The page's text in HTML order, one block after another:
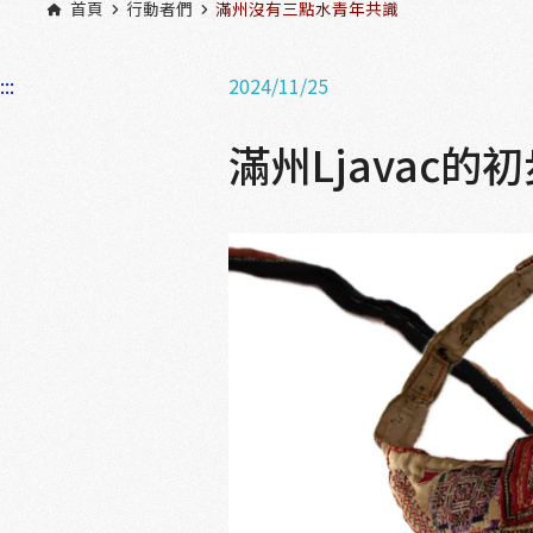
首頁 行動者們 滿州沒有三點水青年共識
::: 2024/11/25
滿州Ljavac的